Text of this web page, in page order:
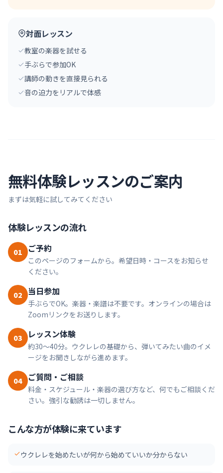
対面レッスン
教室の楽器を試せる
手ぶらで参加OK
講師の動きを直接見られる
音の迫力をリアルで体感
無料体験レッスンのご案内
まずは気軽に試してみてください
体験レッスンの流れ
01 ご予約
このページのフォームから。希望日時・コースをお知らせ
ください。
02 当日参加
手ぶらでOK。楽器・楽譜は不要です。オンラインの場合は
Zoomリンクをお送りします。
03 レッスン体験
約30〜40分。ウクレレの基礎から、弾いてみたい曲のイメ
ージをお聞きしながら進めます。
04 ご質問・ご相談
料金・スケジュール・楽器の選び方など、何でもご相談くだ
さい。強引な勧誘は一切しません。
こんな方が体験に来ています
ウクレレを始めたいが何から始めていいか分からない